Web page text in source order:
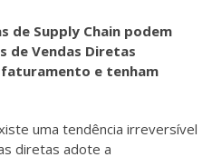
de Supply Chain podem
de Vendas Diretas
faturamento e tenham
uma tendência irreversível
diretas adote a